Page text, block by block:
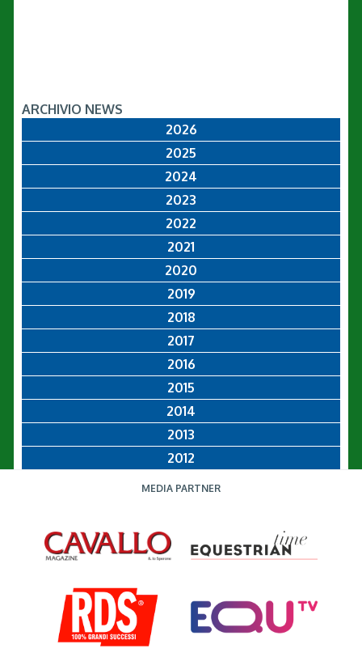
ARCHIVIO NEWS
2026
2025
2024
2023
2022
2021
2020
2019
2018
2017
2016
2015
2014
2013
2012
MEDIA PARTNER